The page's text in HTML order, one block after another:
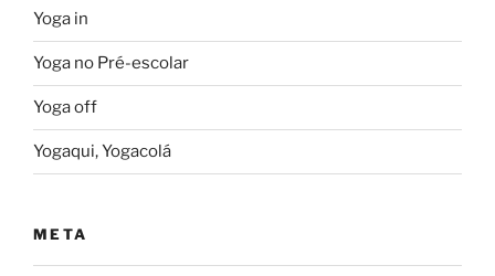
Yoga in
Yoga no Pré-escolar
Yoga off
Yogaqui, Yogacolá
META